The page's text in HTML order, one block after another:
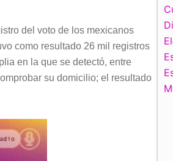
del voto de los mexicanos
como resultado 26 mil registros
en la que se detectó, entre
su domicilio; el resultado